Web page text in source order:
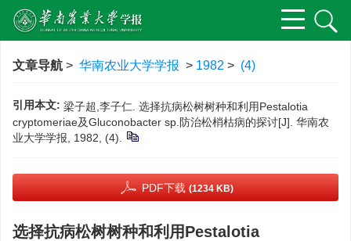
文章导航 > 华南农业大学学报 > 1982 > (4)
引用本文: 梁子超,李子仁. 选择抗病松树树种和利用Pestalotia
cryptomeriae及Gluconobacter sp.防治松梢枯病的探讨[J]. 华南农
业大学学报, 1982, (4).
PDF下载 (1234 KB)
选择抗病松树树种和利用Pestalotia